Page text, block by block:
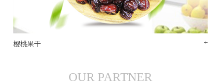
樱桃果干 +
OUR PARTNER